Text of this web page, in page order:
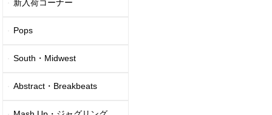
新入荷コーナー
Pops
South・Midwest
Abstract・Breakbeats